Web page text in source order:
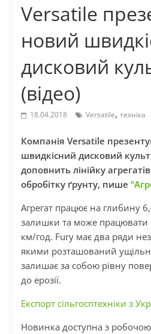
Versatile
новий
дисковий
(відео)
18.04.2018 Versatile, техніка
Компанія Versatile
швидкісний дисковий
доповнить лінійку
обробітку ґрунту, пише
Агрегат працює на глибину
залишки та може працювати
км/год. Fury має два ряди
якими розташований
залишає за собою рівну
до ерозії.
Експорт сільгосптехніки з
Новинка доступна з